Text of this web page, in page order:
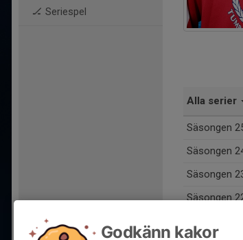
🏒 Seriespel
Alla serier
Säsongen
Säsongen
Säsongen
Säsongen
Godkänn kakor